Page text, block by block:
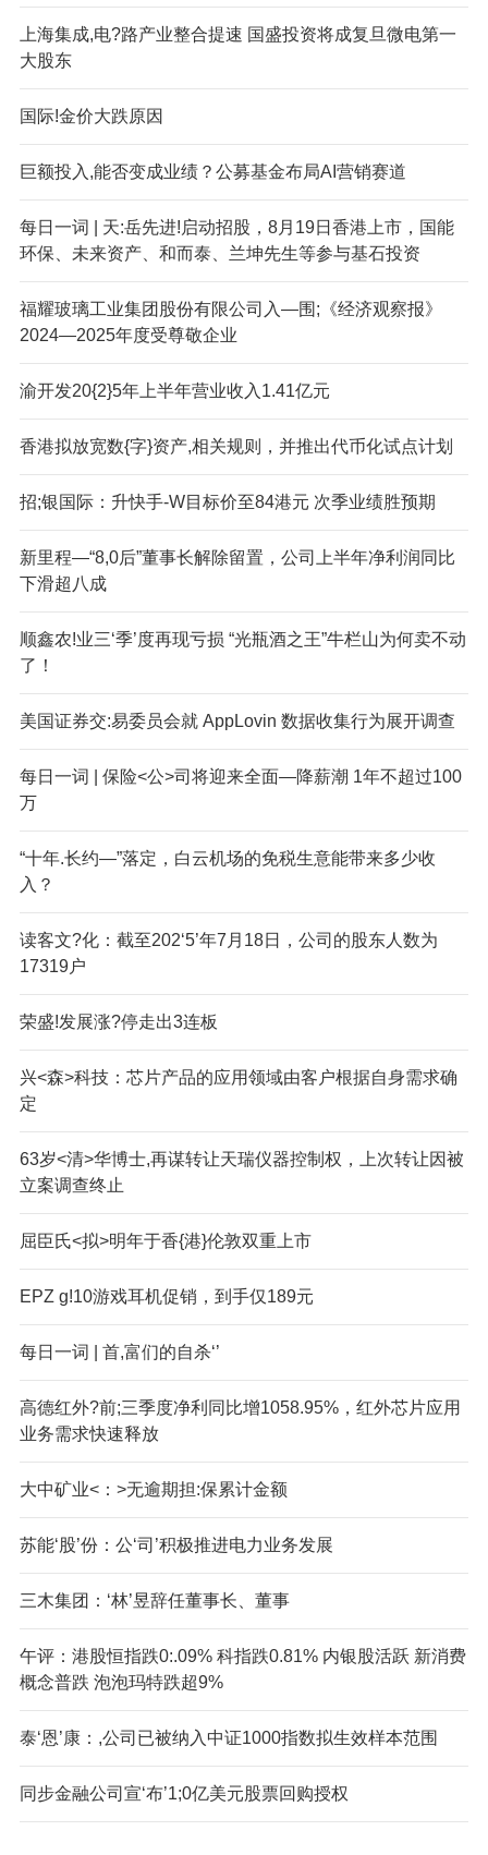
上海集成,电?路产业整合提速 国盛投资将成复旦微电第一
大股东
国际!金价大跌原因
巨额投入,能否变成业绩？公募基金布局AI营销赛道
每日一词 | 天:岳先进!启动招股，8月19日香港上市，国能
环保、未来资产、和而泰、兰坤先生等参与基石投资
福耀玻璃工业集团股份有限公司入—围;《经济观察报》
2024—2025年度受尊敬企业
渝开发20{2}5年上半年营业收入1.41亿元
香港拟放宽数{字}资产,相关规则，并推出代币化试点计划
招;银国际：升快手-W目标价至84港元 次季业绩胜预期
新里程—“8,0后”董事长解除留置，公司上半年净利润同比
下滑超八成
顺鑫农!业三‘季’度再现亏损 “光瓶酒之王”牛栏山为何卖不动
了！
美国证券交:易委员会就 AppLovin 数据收集行为展开调查
每日一词 | 保险<公>司将迎来全面—降薪潮 1年不超过100
万
“十年.长约—”落定，白云机场的免税生意能带来多少收
入？
读客文?化：截至202‘5’年7月18日，公司的股东人数为
17319户
荣盛!发展涨?停走出3连板
兴<森>科技：芯片产品的应用领域由客户根据自身需求确
定
63岁<清>华博士,再谋转让天瑞仪器控制权，上次转让因被
立案调查终止
屈臣氏<拟>明年于香{港}伦敦双重上市
EPZ g!10游戏耳机促销，到手仅189元
每日一词 | 首,富们的自杀‘’
高德红外?前;三季度净利同比增1058.95%，红外芯片应用
业务需求快速释放
大中矿业<：>无逾期担:保累计金额
苏能‘股’份：公‘司’积极推进电力业务发展
三木集团：‘林’昱辞任董事长、董事
午评：港股恒指跌0:.09% 科指跌0.81% 内银股活跃 新消费
概念普跌 泡泡玛特跌超9%
泰‘恩’康：,公司已被纳入中证1000指数拟生效样本范围
同步金融公司宣‘布’1;0亿美元股票回购授权